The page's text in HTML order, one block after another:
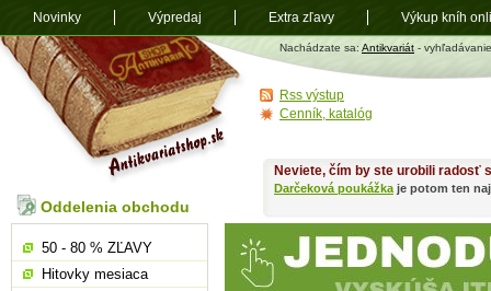
Antikvariát
shop.sk
Nachádzate sa: Antikvariát - vyhľadávanie
Neviete, čím by ste urobili radosť
Darčeková poukážka je potom ten
Oddelenia obchodu
50 - 80 % ZĽAVY
Hitovky mesiaca
Rss výstup
Cenník, katalóg
Novinky Výpredaj Extra zľavy Výkup kníh